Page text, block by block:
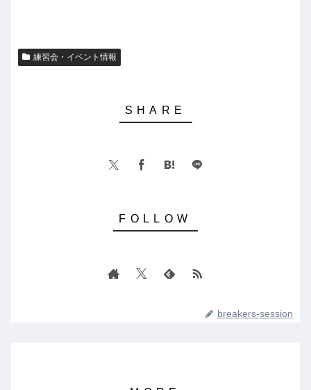
練習会・イベント情報
breakers-session